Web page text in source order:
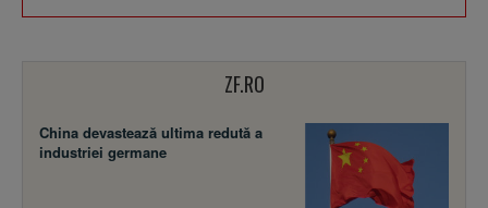
ZF.RO
China devastează ultima redută a
industriei germane